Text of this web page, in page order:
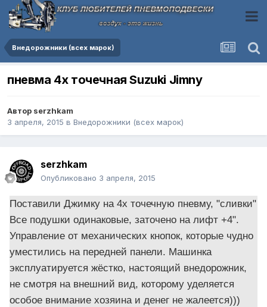
Внедорожники (всех марок)
пневма 4х точечная Suzuki Jimny
Автор serzhkam
3 апреля, 2015 в Внедорожники (всех марок)
serzhkam
Опубликовано 3 апреля, 2015
Поставили Джимку на 4х точечную пневму, "сливки"
Все подушки одинаковые, заточено на лифт +4".
Управление от механических кнопок, которые чудно
уместились на передней панели. Машинка
эксплуатируется жёстко, настоящий внедорожник,
не смотря на внешний вид, которому уделяется
особое внимание хозяина и денег не жалеется)))